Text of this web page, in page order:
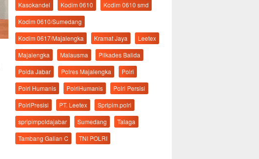
Kasokandel
Kodim 0610
Kodim 0610 smd
Kodim 0610/Sumedang
Kodim 0617/Majalengka
Kramat Jaya
Leetex
Majalengka
Malausma
Pilkades Balida
Polda Jabar
Polres Majalengka
Polri
Polri Humanis
PolriHumanis
Polri Persisi
PolriPresisi
PT. Leetex
Spripim.polri
spripimpoldajabar
Sumedang
Talaga
Tambang Galian C
TNI POLRI